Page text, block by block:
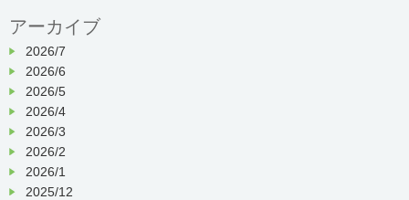
アーカイブ
2026/7
2026/6
2026/5
2026/4
2026/3
2026/2
2026/1
2025/12